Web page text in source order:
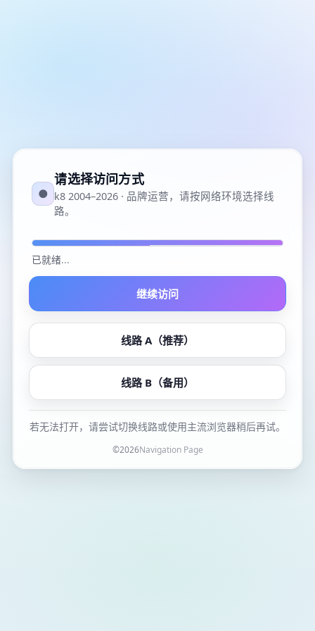
●
请选择访问方式
k8 2004–2026 · 品牌运营，请按网络环境选择线
路。
已就绪...
继续访问
线路 A（推荐）
线路 B（备用）
若无法打开，请尝试切换线路或使用主流浏览器稍后再试。
©2026Navigation Page